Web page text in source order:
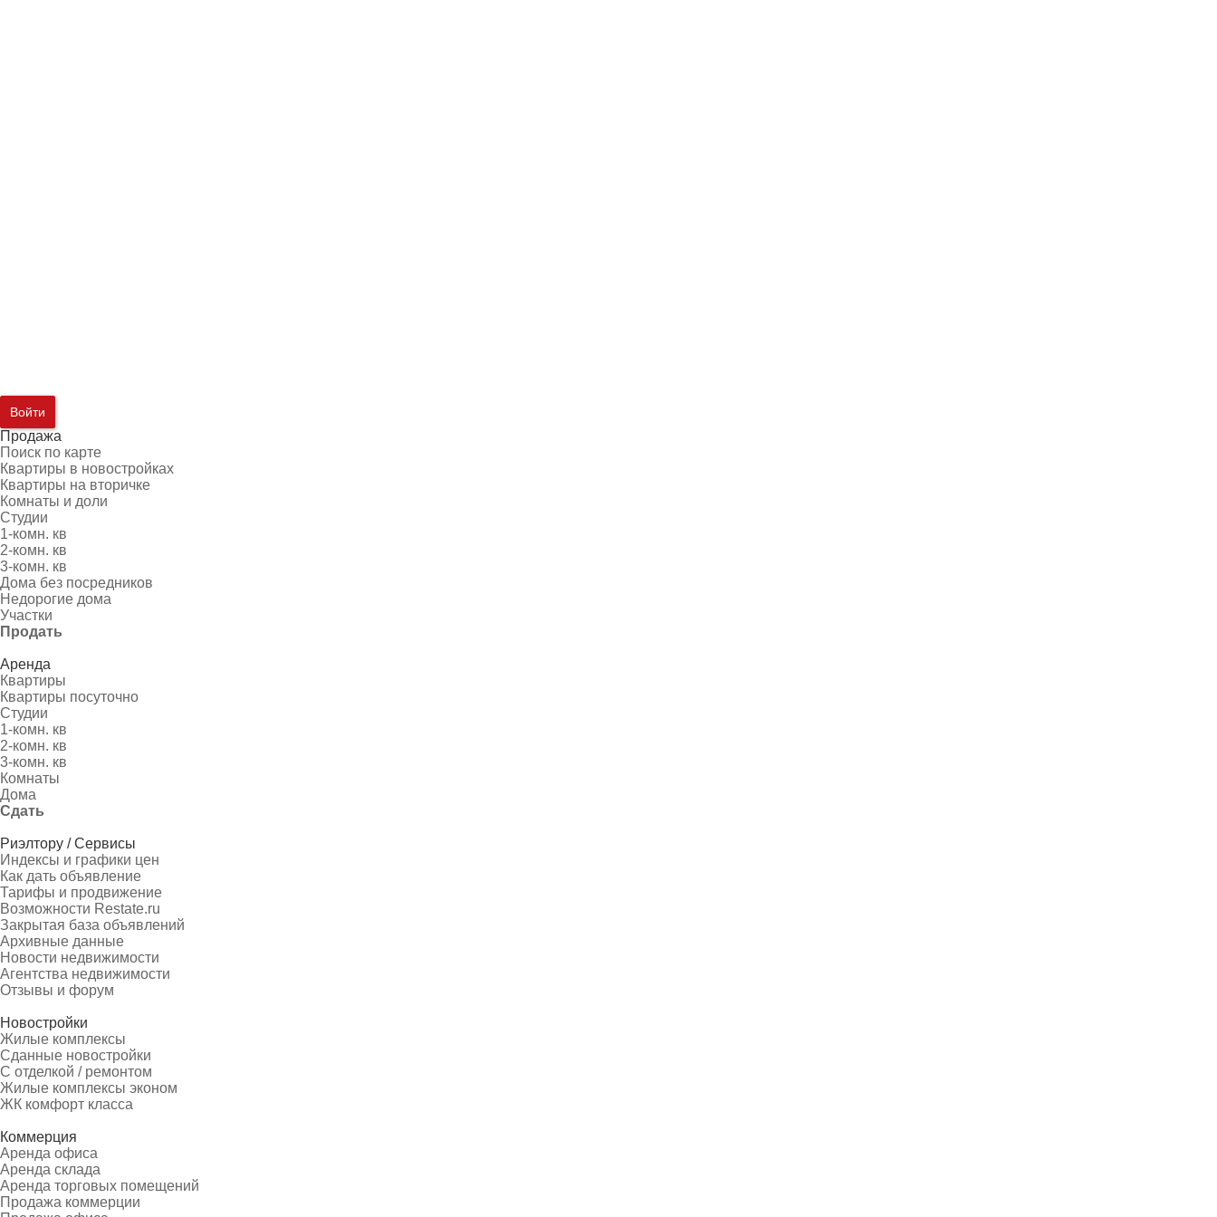
Войти
Продажа
Поиск по карте
Квартиры в новостройках
Квартиры на вторичке
Комнаты и доли
Студии
1-комн. кв
2-комн. кв
3-комн. кв
Дома без посредников
Недорогие дома
Участки
Продать
Аренда
Квартиры
Квартиры посуточно
Студии
1-комн. кв
2-комн. кв
3-комн. кв
Комнаты
Дома
Сдать
Риэлтору / Сервисы
Индексы и графики цен
Как дать объявление
Тарифы и продвижение
Возможности Restate.ru
Закрытая база объявлений
Архивные данные
Новости недвижимости
Агентства недвижимости
Отзывы и форум
Новостройки
Жилые комплексы
Сданные новостройки
С отделкой / ремонтом
Жилые комплексы эконом
ЖК комфорт класса
Коммерция
Аренда офиса
Аренда склада
Аренда торговых помещений
Продажа коммерции